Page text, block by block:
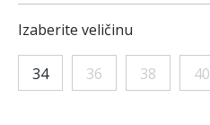
Izaberite veličinu
34 36 38 40